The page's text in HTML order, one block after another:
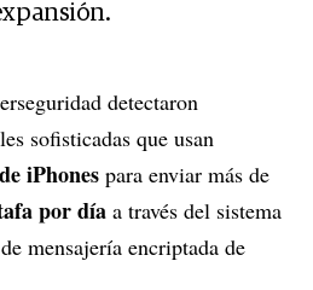
detectaron
sofisticadas que usan
iPhones para enviar más de
por día a través del sistema
mensajería encriptada de